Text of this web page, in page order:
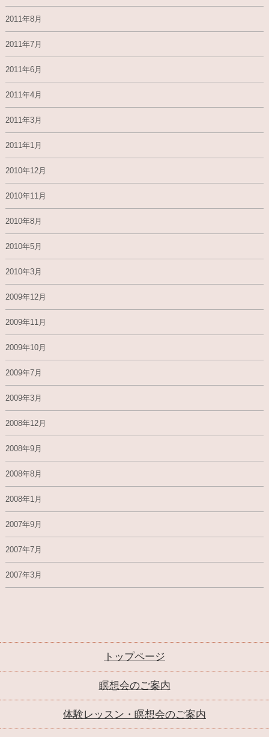
2011年8月
2011年7月
2011年6月
2011年4月
2011年3月
2011年1月
2010年12月
2010年11月
2010年8月
2010年5月
2010年3月
2009年12月
2009年11月
2009年10月
2009年7月
2009年3月
2008年12月
2008年9月
2008年8月
2008年1月
2007年9月
2007年7月
2007年3月
トップページ
瞑想会のご案内
体験レッスン・瞑想会のご案内